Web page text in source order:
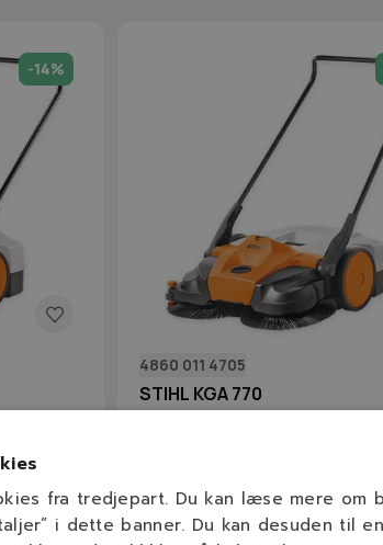
-14%
4860 011 4705
STIHL KGA 770
7.695,00 kr.
6.699,00 kr. På lager
fra tredjepart. Du kan læse mere om
i dette banner. Du kan desuden til